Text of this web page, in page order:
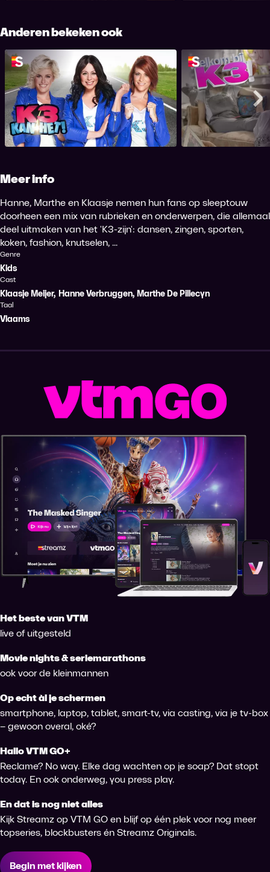
Anderen bekeken ook
K3 Kan Het!
Meer info
Hanne, Marthe en Klaasje nemen hun fans op sleeptouw
doorheen een mix van rubrieken en onderwerpen, die allemaal
deel uitmaken van het 'K3-zijn': dansen, zingen, sporten,
koken, fashion, knutselen, ...
Genre
Kids
Cast
Klaasje Meijer, Hanne Verbruggen, Marthe De Pillecyn
Taal
Vlaams
Het beste van VTM
live of uitgesteld
Movie nights & seriemarathons
ook voor de kleinmannen
Op echt àl je schermen
smartphone, laptop, tablet, smart-tv, via casting, via je tv-box
– gewoon overal, oké?
Hallo VTM GO+
Reclame? No way. Elke dag wachten op je soap? Dat stopt
today. En ook onderweg, you press play.
En dat is nog niet alles
Kijk Streamz op VTM GO en blijf op één plek voor nog meer
topseries, blockbusters én Streamz Originals.
Begin met kijken